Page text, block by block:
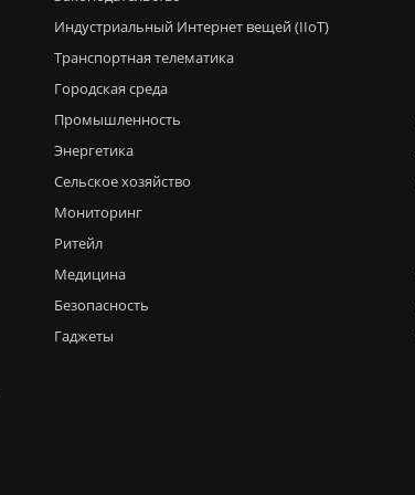
Индустриальный Интернет вещей (IIoT)
Транспортная телематика
Городская среда
Промышленность
Энергетика
Сельское хозяйство
Мониторинг
Ритейл
Медицина
Безопасность
Гаджеты